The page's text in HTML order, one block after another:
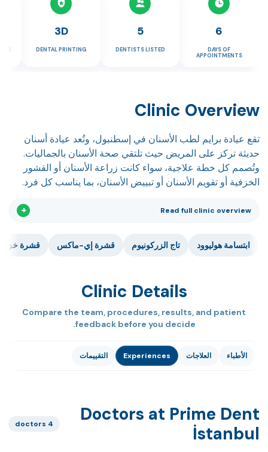
6
DAYS OF
APPOINTMENTS
5
DENTISTS LISTED
3D
DENTAL PRINTING
Clinic Overview
تقع عيادة برايم لطب الأسنان في إسطنبول، وتُعد عيادة أسنان
حديثة تركز على المريض حيث تلتقي صحة الأسنان بالجماليات.
وتُصمم كل خطة علاجية، سواء كانت زراعة الأسنان أو القشور
الخزفية أو تقويم الأسنان أو تبييض الأسنان، بما يناسب كل فرد.
Read full clinic overview
ابتسامة هوليوود تاج الزركونيوم قشرة إي-ماكس قشرة
Clinic Details
Compare the team, procedures, results, and patient
feedback before you decide.
الأطباء العلاجات Experiences التقييمات
Doctors at Prime Dent
İstanbul
4 doctors